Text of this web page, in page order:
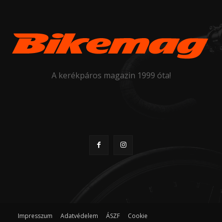
A kerékpáros magazin 1999 óta!
Impresszum Adatvédelem ÁSZF
Cookie